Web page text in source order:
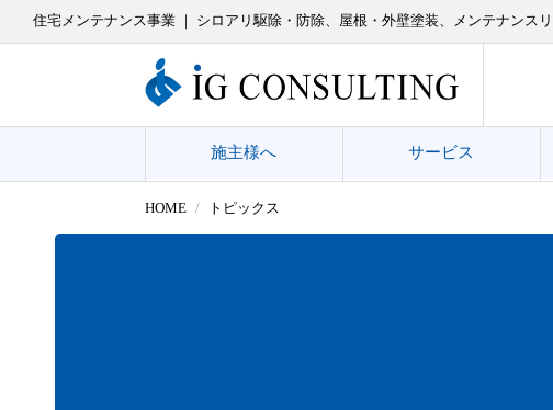
住宅メンテナンス事業 ｜ シロアリ駆除・防除、屋根・外壁塗装、メンテナンス
施主様へ サービス
HOME トピックス